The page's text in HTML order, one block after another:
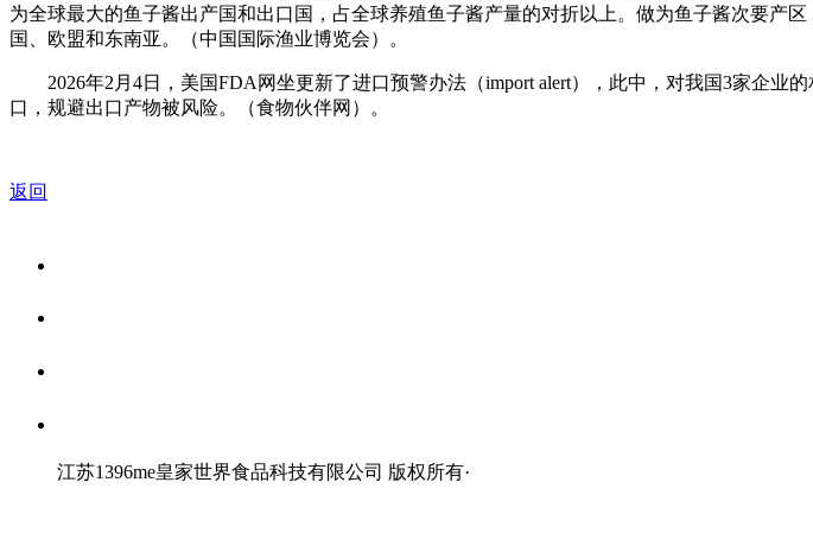
为全球最大的鱼子酱出产国和出口国，占全球养殖鱼子酱产量的对折以上。做为鱼子酱次要产
国、欧盟和东南亚。（中国国际渔业博览会）。
2026年2月4日，美国FDA网坐更新了进口预警办法（import alert），此中，对我国3家企业
口，规避出口产物被风险。（食物伙伴网）。
返回
江苏1396me皇家世界食品科技有限公司 版权所有·